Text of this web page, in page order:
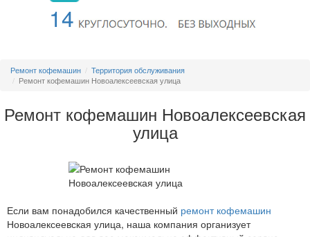
14
Ремонт кофемашин
Территория обслуживания
Ремонт кофемашин Новоалексеевская улица
Ремонт кофемашин Новоалексеевская
улица
Если вам понадобился качественный ремонт кофемашин
Новоалексеевская улица, наша компания организует